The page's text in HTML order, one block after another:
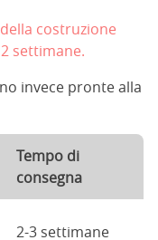
costruzione
settimane.
invece pronte alla
Tempo di
consegna
2-3 settimane